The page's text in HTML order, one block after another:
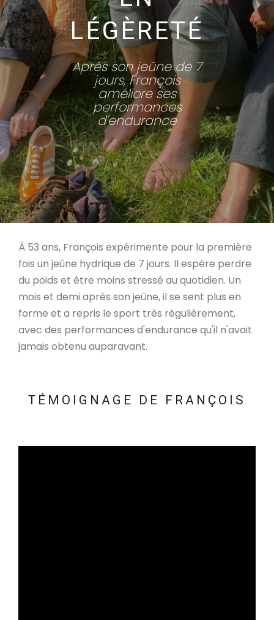
LÉGÈRETÉ
Après son jeûne de 7
jours, François
améliore ses
performances
d'endurance
À 53 ans, François expérimente pour la première
fois un jeûne hydrique de 7 jours. Il espère perdre
du poids et être moins stressé au quotidien. Un
mois et demi après son jeûne, il se sent plus en
forme et a repris le sport très régulièrement,
avec des performances d'endurance qu'il n'avait
jamais obtenu auparavant.
TÉMOIGNAGE DE FRANÇOIS